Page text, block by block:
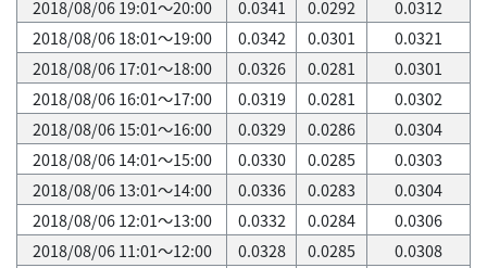
2018/08/06 19:01～20:00
0.0341 0.0292
0.0312
2018/08/06 18:01～19:00
0.0342 0.0301
0.0321
2018/08/06 17:01～18:00
0.0326 0.0281
0.0301
2018/08/06 16:01～17:00
0.0319 0.0281
0.0302
2018/08/06 15:01～16:00
0.0329 0.0286
0.0304
2018/08/06 14:01～15:00
0.0330 0.0285
0.0303
2018/08/06 13:01～14:00
0.0336 0.0283
0.0304
2018/08/06 12:01～13:00
0.0332 0.0284
0.0306
2018/08/06 11:01～12:00
0.0328 0.0285
0.0308